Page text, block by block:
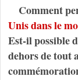
Comment
Unis dans le
Est-il possible
dehors de tout